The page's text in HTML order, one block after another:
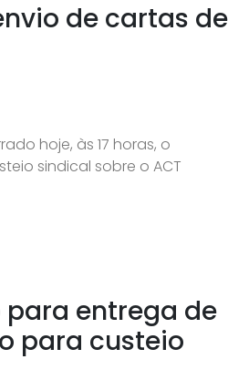
de cartas de
hoje, às 17 horas, o
sindical sobre o ACT
para entrega de
para custeio